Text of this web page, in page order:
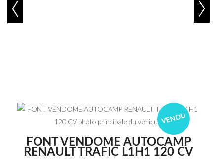
VENDU
FONT VENDOME AUTOCAMP
RENAULT TRAFIC L1H1 120 CV